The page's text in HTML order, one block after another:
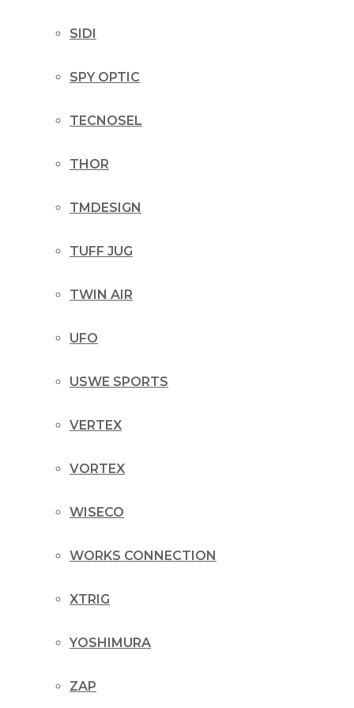
SIDI
SPY OPTIC
TECNOSEL
THOR
TMDESIGN
TUFF JUG
TWIN AIR
UFO
USWE SPORTS
VERTEX
VORTEX
WISECO
WORKS CONNECTION
XTRIG
YOSHIMURA
ZAP